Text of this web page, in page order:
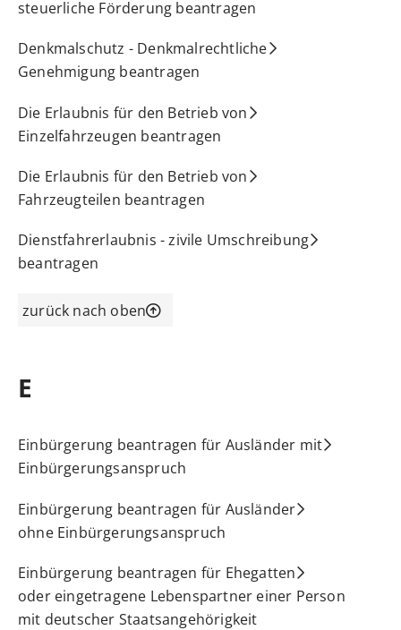
steuerliche Förderung beantragen
Denkmalschutz - Denkmalrechtliche
Genehmigung beantragen
Die Erlaubnis für den Betrieb von
Einzelfahrzeugen beantragen
Die Erlaubnis für den Betrieb von
Fahrzeugteilen beantragen
Dienstfahrerlaubnis - zivile Umschreibung
beantragen
zurück nach oben
E
Einbürgerung beantragen für Ausländer mit
Einbürgerungsanspruch
Einbürgerung beantragen für Ausländer
ohne Einbürgerungsanspruch
Einbürgerung beantragen für Ehegatten
oder eingetragene Lebenspartner einer Person
mit deutscher Staatsangehörigkeit